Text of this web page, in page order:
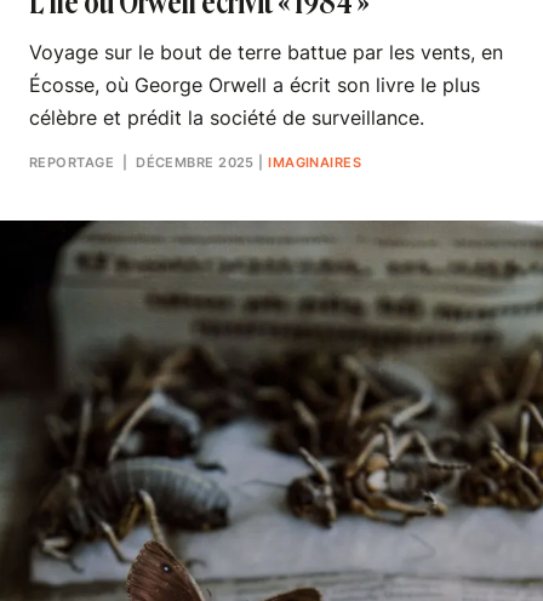
Voyage sur le bout de terre battue par les vents, en
Écosse, où George Orwell a écrit son livre le plus
célèbre et prédit la société de surveillance.
REPORTAGE | DÉCEMBRE 2025 |IMAGINAIRES